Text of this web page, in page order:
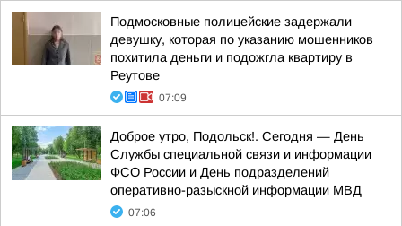
Подмосковные полицейские задержали
девушку, которая по указанию мошенников
похитила деньги и подожгла квартиру в
Реутове
07:09
Доброе утро, Подольск!. Сегодня — День
Службы специальной связи и информации
ФСО России и День подразделений
оперативно-разыскной информации МВД
07:06